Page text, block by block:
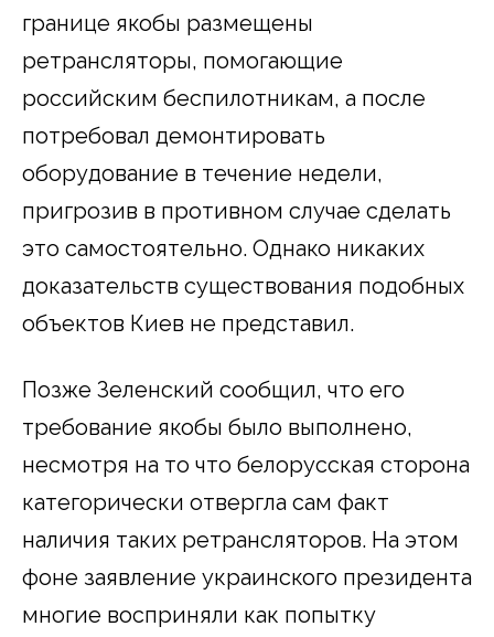
границе якобы размещены
ретрансляторы, помогающие
российским беспилотникам, а после
потребовал демонтировать
оборудование в течение недели,
пригрозив в противном случае сделать
это самостоятельно. Однако никаких
доказательств существования подобных
объектов Киев не представил.
Позже Зеленский сообщил, что его
требование якобы было выполнено,
несмотря на то что белорусская сторона
категорически отвергла сам факт
наличия таких ретрансляторов. На этом
фоне заявление украинского президента
многие восприняли как попытку